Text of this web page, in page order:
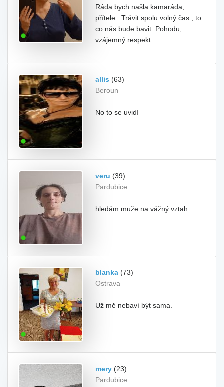
Ráda bych našla kamaráda,
přítele...Trávit spolu volný čas , to
co nás bude bavit. Pohodu,
vzájemný respekt.
allis (63)
Beroun
No to se uvidí
veru (39)
Pardubice
hledám muže na vážný vztah
blanka (73)
Ostrava
Už mě nebaví být sama.
mery (23)
Pardubice